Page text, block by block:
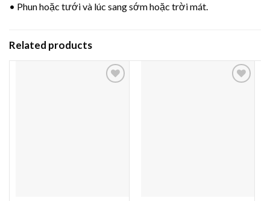
• Phun hoặc tưới và lúc sang sớm hoặc trời mát.
Related products